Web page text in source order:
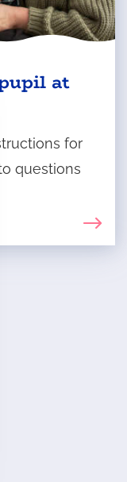
at
for
questions